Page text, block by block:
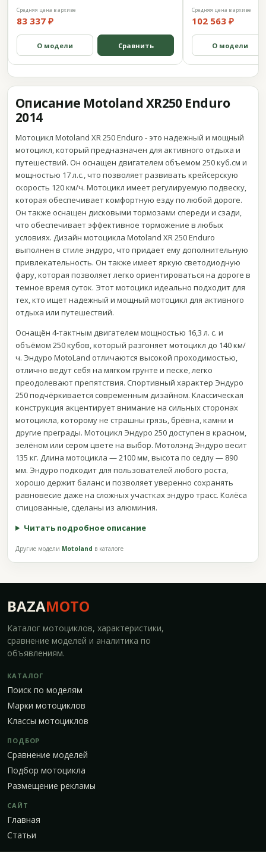
Средняя цена в архиве
83 337 ₽
О модели Сравнить
Средняя цена в архиве
102 563 ₽
О модели
Описание Motoland XR250 Enduro
2014
Мотоцикл Motoland XR 250 Enduro - это надежный и мощный
мотоцикл, который предназначен для активного отдыха и
путешествий. Он оснащен двигателем объемом 250 куб.см и
мощностью 17 л.с., что позволяет развивать крейсерскую
скорость 120 км/ч. Мотоцикл имеет регулируемую подвеску,
которая обеспечивает комфортную езду по любой дороге.
Он также оснащен дисковыми тормозами спереди и сзади,
что обеспечивает эффективное торможение в любых
условиях. Дизайн мотоцикла Motoland XR 250 Enduro
выполнен в стиле эндуро, что придает ему дополнительную
привлекательность. Он также имеет яркую светодиодную
фару, которая позволяет легко ориентироваться на дороге в
темное время суток. Этот мотоцикл идеально подходит для
тех, кто ищет надежный и мощный мотоцикл для активного
отдыха или путешествий.
Оснащён 4-тактным двигателем мощностью 16,3 л. с. и
объёмом 250 кубов, который разгоняет мотоцикл до 140 км/
ч. Эндуро MotoLand отличаются высокой проходимостью,
отлично ведут себя на мягком грунте и песке, легко
преодолевают препятствия. Спортивный характер Эндуро
250 подчёркивается современным дизайном. Классическая
конструкция акцентирует внимание на сильных сторонах
мотоцикла, которому не страшны грязь, брёвна, камни и
другие преграды. Мотоцикл Эндуро 250 доступен в красном,
зелёном или сером цвете на выбор. Мотолэнд Эндуро весит
135 кг. Длина мотоцикла — 2100 мм, высота по седлу — 890
мм. Эндуро подходит для пользователей любого роста,
хорошо держит баланс и позволяет уверенно сохранять
равновесие даже на сложных участках эндуро трасс. Колёса
спицованные, сделаны из алюминия.
Читать подробное описание
Другие модели Motoland в каталоге
BAZAMOTO
Каталог мотоциклов, характеристики,
сравнение моделей и аналитика по
объявлениям.
КАТАЛОГ
Поиск по моделям
Марки мотоциклов
Классы мотоциклов
ПОДБОР
Сравнение моделей
Подбор мотоцикла
Размещение рекламы
САЙТ
Главная
Статьи